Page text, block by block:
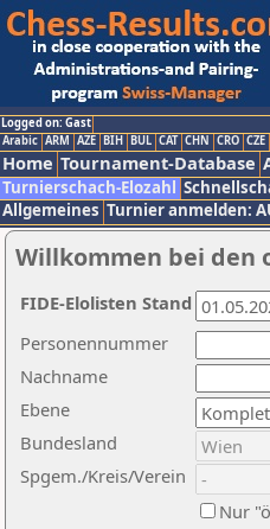
Logged on: Gast
Arabic ARM AZE BIH BUL CAT CHN CRO CZE
Home Tournament-Database
Turnierschach-Elozahl
Allgemeines Turnier anmelden:
Willkommen bei den
Nachname
Ebene
Personennummer
Bundesland
Spgem./Kreis/Verein
Nur
FIDE-Elolisten Stand